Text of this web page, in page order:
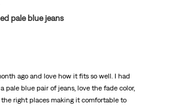
pale blue jeans
ago and love how it fits so well. I had
pale blue pair of jeans, love the fade color,
right places making it comfortable to